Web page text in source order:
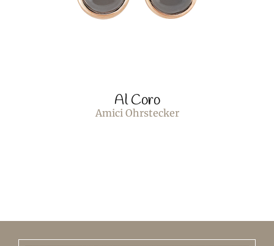
Al Coro
Amici Ohrstecker